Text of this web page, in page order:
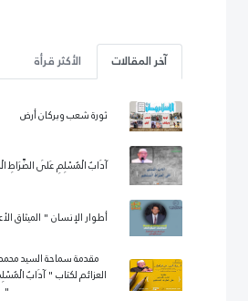
آخر المقالات الأكثر قرأة
ثورة شعب وبركان أرض
آدَابُ الْمُسْلِمِ عَلَى الصِّرَاطِ
أطوار الإنسان " الميثاق
مقدمة سماحة السيد
العزائم لكتاب " آدَابُ
"